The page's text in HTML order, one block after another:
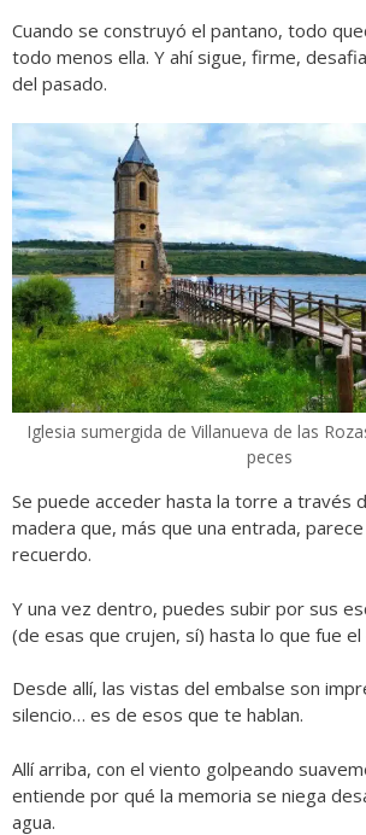
Cuando se construyó el pantano, todo
todo menos ella. Y ahí sigue, firme,
del pasado.
Iglesia sumergida de Villanueva de las
peces
Se puede acceder hasta la torre a través
madera que, más que una entrada,
recuerdo.
Y una vez dentro, puedes subir por sus
(de esas que crujen, sí) hasta lo que fue el
Desde allí, las vistas del embalse son
silencio… es de esos que te hablan.
Allí arriba, con el viento golpeando
entiende por qué la memoria se niega
agua.